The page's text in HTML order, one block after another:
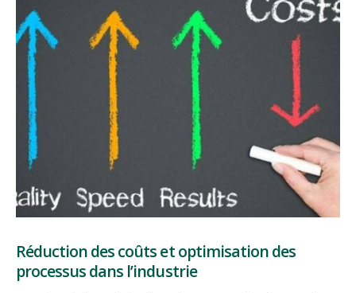
Réduction des coûts et optimisation des
processus dans l’industrie